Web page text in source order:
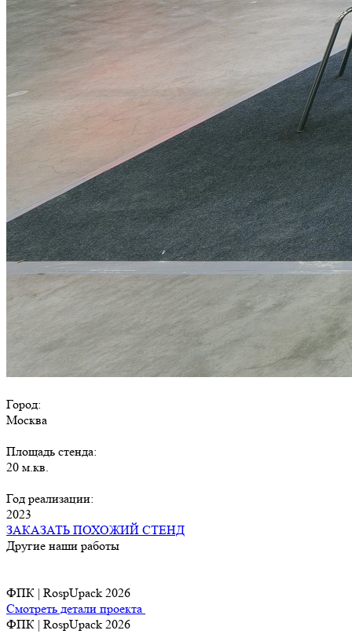
Город:
Москва
Площадь стенда:
20 м.кв.
Год реализации:
2023
ЗАКАЗАТЬ ПОХОЖИЙ СТЕНД
Другие наши работы
ФПК | RospUpack 2026
Смотреть детали проекта
ФПК | RospUpack 2026